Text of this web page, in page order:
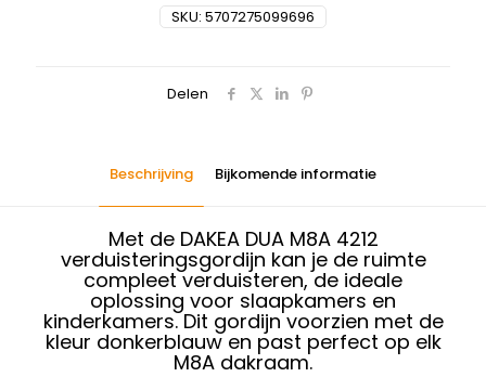
SKU: 5707275099696
Delen
Beschrijving Bijkomende informatie
Met de DAKEA DUA M8A 4212
verduisteringsgordijn kan je de ruimte
compleet verduisteren, de ideale
oplossing voor slaapkamers en
kinderkamers. Dit gordijn voorzien met de
kleur donkerblauw en past perfect op elk
M8A dakraam.